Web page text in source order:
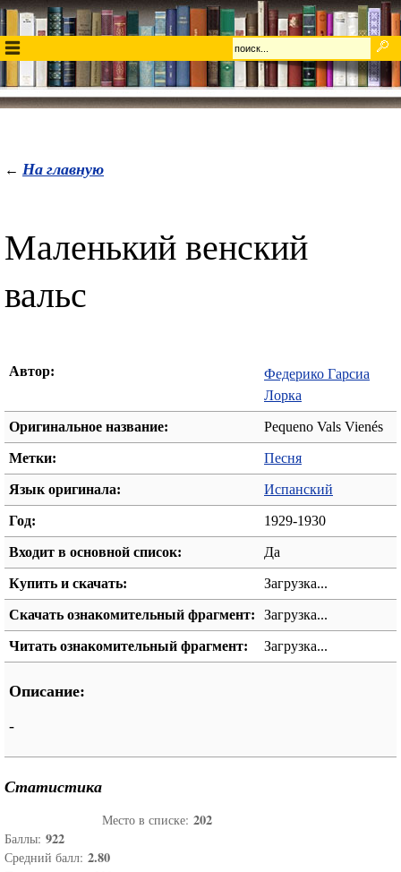
← На главную
Маленький венский
вальс
Автор:
Федерико Гарсиа
Лорка
Оригинальное название: Pequeno Vals Vienés
Метки: Песня
Язык оригинала: Испанский
Год: 1929-1930
Входит в основной список: Да
Купить и скачать: Загрузка...
Скачать ознакомительный фрагмент: Загрузка...
Читать ознакомительный фрагмент: Загрузка...
Описание:
-
Статистика
Место в списке: 202
Баллы: 922
Средний балл: 2.80